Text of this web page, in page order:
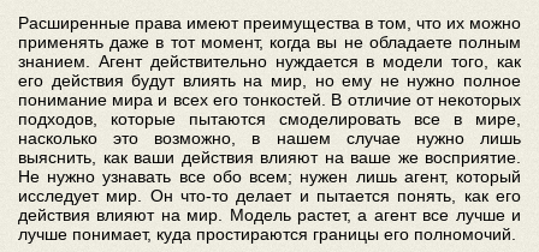
Расширенные права имеют преимущества в том, что их можно
применять даже в тот момент, когда вы не обладаете полным
знанием. Агент действительно нуждается в модели того, как
его действия будут влиять на мир, но ему не нужно полное
понимание мира и всех его тонкостей. В отличие от некоторых
подходов, которые пытаются смоделировать все в мире,
насколько это возможно, в нашем случае нужно лишь
выяснить, как ваши действия влияют на ваше же восприятие.
Не нужно узнавать все обо всем; нужен лишь агент, который
исследует мир. Он что-то делает и пытается понять, как его
действия влияют на мир. Модель растет, а агент все лучше и
лучше понимает, куда простираются границы его полномочий.